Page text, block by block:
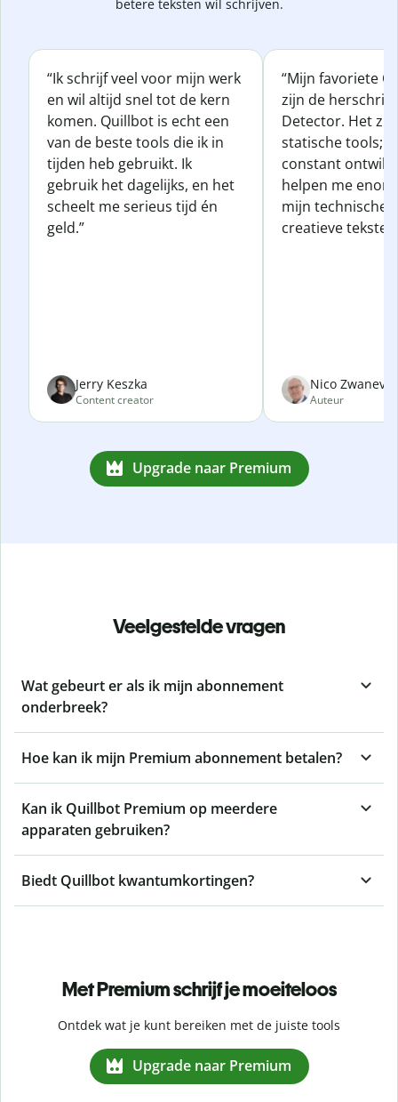
betere teksten wil schrijven.
“Ik schrijf veel voor mijn werk
en wil altijd snel tot de kern
komen. Quillbot is echt een
van de beste tools die ik in
tijden heb gebruikt. Ik
gebruik het dagelijks, en het
scheelt me serieus tijd én
geld.”
Jerry Keszka
Content creator
“Mijn favoriete
zijn de
Detector. Het
statische tools;
constant
helpen me
mijn technische,
creatieve
Nico
Auteur
Upgrade naar Premium
Veelgestelde vragen
Wat gebeurt er als ik mijn abonnement
onderbreek?
Hoe kan ik mijn Premium abonnement betalen?
Kan ik Quillbot Premium op meerdere
apparaten gebruiken?
Biedt Quillbot kwantumkortingen?
Met Premium schrijf je moeiteloos
Ontdek wat je kunt bereiken met de juiste tools
Upgrade naar Premium